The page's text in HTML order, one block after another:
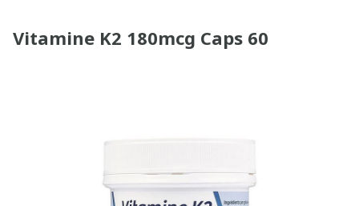
Vitamine K2 180mcg Caps 60